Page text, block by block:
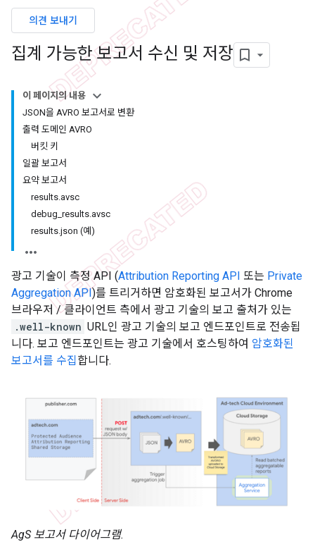
의견 보내기
집계 가능한 보고서 수신 및 저장
이 페이지의 내용
JSON을 AVRO 보고서로 변환
출력 도메인 AVRO
버킷 키
일괄 보고서
요약 보고서
results.avsc
debug_results.avsc
results.json (예)
광고 기술이 측정 API (Attribution Reporting API 또는 Private
Aggregation API)를 트리거하면 암호화된 보고서가 Chrome
브라우저 / 클라이언트 측에서 광고 기술의 보고 출처가 있는
.well-known URL인 광고 기술의 보고 엔드포인트로 전송됩
니다. 보고 엔드포인트는 광고 기술에서 호스팅하여 암호화된
보고서를 수집 합니다.
AgS 보고서 다이어그램.